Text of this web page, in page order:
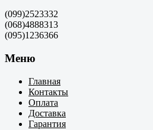
(099)2523332
(068)4888313
(095)1236366
Меню
Главная
Контакты
Оплата
Доставка
Гарантия